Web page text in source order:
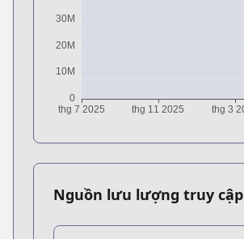
Nguồn lưu lượng truy cập